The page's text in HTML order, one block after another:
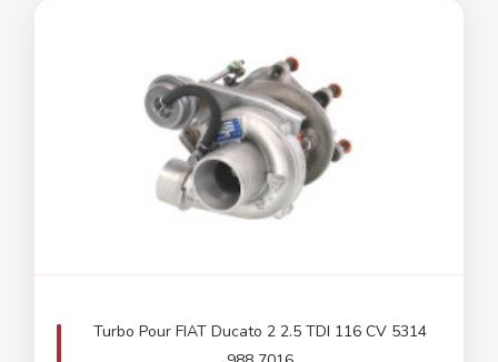
Turbo Pour FIAT Ducato 2 2.5 TDI 116 CV 5314